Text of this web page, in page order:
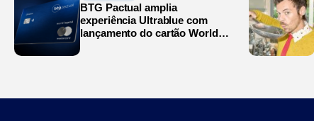
BTG Pactual amplia
experiência Ultrablue com
lançamento do cartão World